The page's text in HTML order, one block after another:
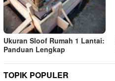
Ukuran Sloof Rumah 1 Lantai:
Panduan Lengkap
TOPIK POPULER